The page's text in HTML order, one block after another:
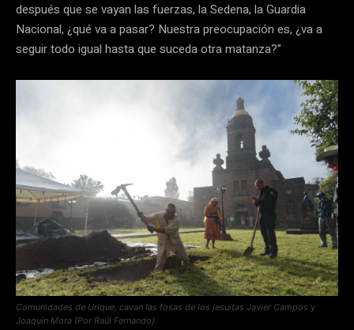
después que se vayan las fuerzas, la Sedena, la Guardia
Nacional, ¿qué va a pasar? Nuestra preocupación es, ¿va a
seguir todo igual hasta que suceda otra matanza?”
Comunidades de Urique, cavan las fosas de los jesuitas Javier Campos y
Joaquín Mora (Por Raúl Fernando)